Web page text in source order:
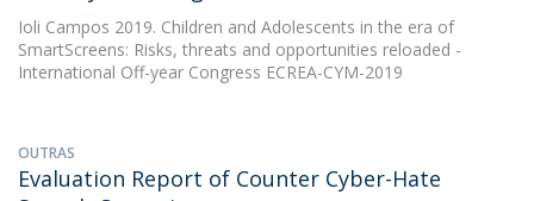
Ioli Campos 2019. Children and Adolescents in the era of
SmartScreens: Risks, threats and opportunities reloaded -
International Off-year Congress ECREA-CYM-2019
OUTRAS
Evaluation Report of Counter Cyber-Hate